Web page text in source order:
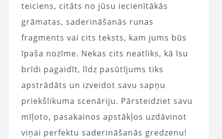
teiciens, citāts no jūsu iecienītākās
grāmatas, saderināšanās runas
fragments vai cits teksts, kam jums būs
īpaša nozīme. Nekas cits neatliks, kā īsu
brīdi pagaidīt, līdz pasūtījums tiks
apstrādāts un izveidot savu sapņu
priekšlikuma scenāriju. Pārsteidziet savu
mīļoto, pasakainos apstākļos uzdāvinot
viņai perfektu saderināšanās gredzenu!